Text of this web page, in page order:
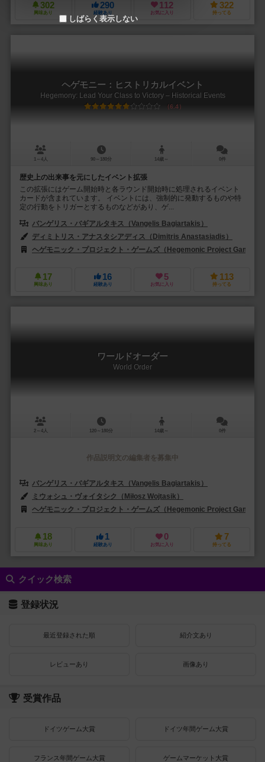
302
興味あり
290
経験あり
112
お気に入り
322
持ってる
ヘゲモニー：ヒストリカルイベント
Hegemony: Lead Your Class to Victory – Historical Events
6.4
1～4人 90～180分 14歳～ 0件
歴史上の出来事を元にしたイベント拡張
この拡張にはゲーム開始時と各ラウンド開始時に処理されるイベント
カードが含まれています。 イベントには、強制的に発動するものや特
定の行動をトリガーとするものなどがあり、ゲ...
バンゲリス・バギアルタキス（Vangelis Bagiartakis）
ディミトリス・アナスタシアディス（Dimitris Anastasiadis）
ヘゲモニック・プロジェクト・ゲームズ（Hegemonic Project Games）
17
興味あり
16
経験あり
5
お気に入り
113
持ってる
ワールドオーダー
World Order
2～4人 120～180分 14歳～ 0件
作品説明文の編集者を募集中
バンゲリス・バギアルタキス（Vangelis Bagiartakis）
ミウォシュ・ヴォイタシク（Miłosz Wojtasik）
ヘゲモニック・プロジェクト・ゲームズ（Hegemonic Project Games）
18
興味あり
1
経験あり
0
お気に入り
7
持ってる
クイック検索
登録状況
最近登録された順 紹介文あり
レビューあり 画像あり
受賞作品
ドイツゲーム大賞 ドイツ年間ゲーム大賞
フランス年間ゲーム大賞 ゲームマーケット大賞
しばらく表示しない